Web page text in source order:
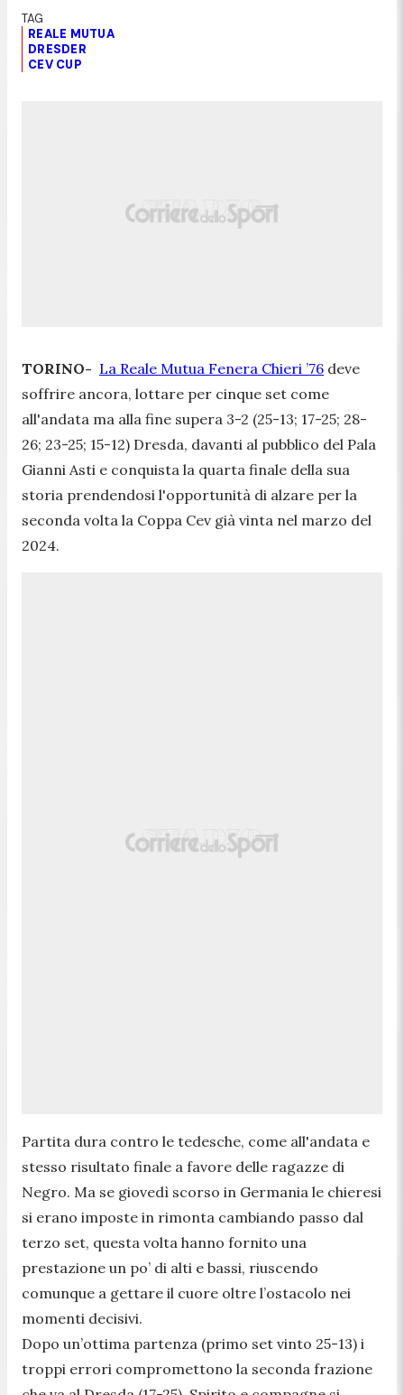
REALE MUTUA
DRESDER
CEV CUP
TORINO- La Reale Mutua Fenera Chieri ’76 deve
soffrire ancora, lottare per cinque set come
all'andata ma alla fine supera 3-2 (25-13; 17-25; 28-
26; 23-25; 15-12) Dresda, davanti al pubblico del Pala
Gianni Asti e conquista la quarta finale della sua
storia prendendosi l'opportunità di alzare per la
seconda volta la Coppa Cev già vinta nel marzo del
2024.
Partita dura contro le tedesche, come all'andata e
stesso risultato finale a favore delle ragazze di
Negro. Ma se giovedì scorso in Germania le chieresi
si erano imposte in rimonta cambiando passo dal
terzo set, questa volta hanno fornito una
prestazione un po’ di alti e bassi, riuscendo
comunque a gettare il cuore oltre l’ostacolo nei
momenti decisivi.
Dopo un’ottima partenza (primo set vinto 25-13) i
troppi errori compromettono la seconda frazione